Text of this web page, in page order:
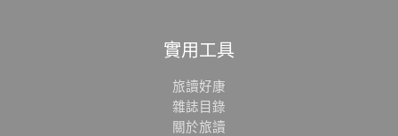
實用工具
旅讀好康
雜誌目錄
關於旅讀